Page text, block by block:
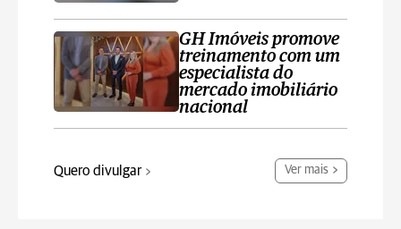
GH Imóveis promove
treinamento com um
especialista do
mercado imobiliário
nacional
Quero divulgar Ver mais